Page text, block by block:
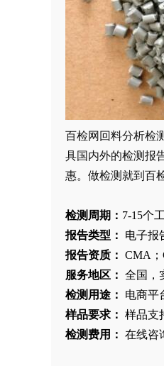
百检网回料分析检
具国内外的检测报
惠。做检测就到百
检测周期： 7-15个
报告类型：
电子报
报告资质： CMA
服务地区： 全国，
检测用途：
电商平
样品要求： 样品支
检测费用： 在线咨